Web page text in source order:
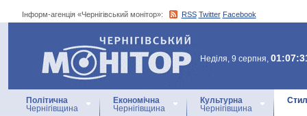
Інформ-агенція «Чернігівський монітор»: RSS Twitter Facebook
Інформ-агенція
«Чернігівський монітор»
Неділя, 9 серпня,
Політична
Чернігівщина
Економічна
Чернігівщина
Культурна
Чернігівщина